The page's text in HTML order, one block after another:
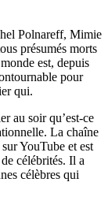
Polnareff, Mimie
présumés morts
est, depuis
pour
qui.
au soir qu’est-ce
La chaîne
YouTube et est
célébrités. Il a
célèbres qui